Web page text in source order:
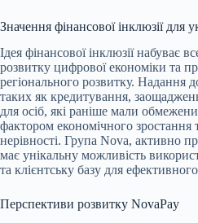
Значення фінансової інклюзії для
Ідея фінансової інклюзії набуває
розвитку цифрової економіки та
регіонального розвитку. Надання
таких як кредитування,
для осіб, які раніше мали
фактором економічного зростання
нерівності. Група Nova, активно
має унікальну можливість
та клієнтську базу для
Перспективи розвитку NovaPay